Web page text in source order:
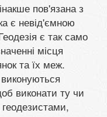
пов'язана з
є невід'ємною
є так само
місця
та їх меж.
виконати ту чи